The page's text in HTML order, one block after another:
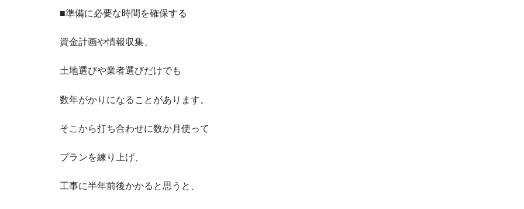
■準備に必要な時間を確保する
資金計画や情報収集、
土地選びや業者選びだけでも
数年がかりになることがあります。
そこから打ち合わせに数か月使って
プランを練り上げ、
工事に半年前後かかると思うと、